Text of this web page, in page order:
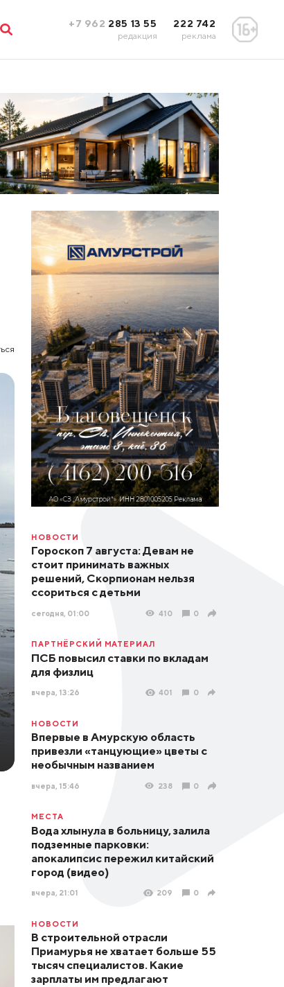
+7 962 285 13 55
редакция
222 742
реклама
НОВОСТИ
Гороскоп 7 августа: Девам не
стоит принимать важных
решений, Скорпионам нельзя
ссориться с детьми
сегодня, 01:00 410 0
ПАРТНЁРСКИЙ МАТЕРИАЛ
ПСБ повысил ставки по вкладам
для физлиц
вчера, 13:26 401 0
НОВОСТИ
Впервые в Амурскую область
привезли «танцующие» цветы с
необычным названием
вчера, 15:46 238 0
МЕСТА
Вода хлынула в больницу, залила
подземные парковки:
апокалипсис пережил китайский
город (видео)
вчера, 21:01 209 0
НОВОСТИ
В строительной отрасли
Приамурья не хватает больше 55
тысяч специалистов. Какие
зарплаты им предлагают